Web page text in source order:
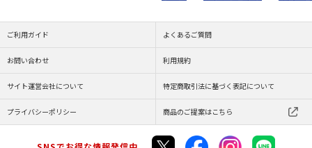
ご利用ガイド よくあるご質問
お問い合わせ 利用規約
サイト運営会社について 特定商取引法に基づく表記について
プライバシーポリシー 商品のご提案はこちら